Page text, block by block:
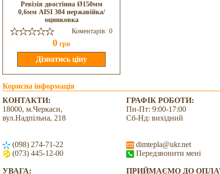
Ревізія двостінна Ø150мм
0,6мм AISI 304 нержавійка/
оцинковка
Коментарів: 0
0 грн
Корисна інформація
КОНТАКТИ:
18000, м.Черкаси,
вул.Надпільна, 218
(098) 274-71-22
(073) 445-12-00
ГРАФІК РОБОТИ:
Пн-Пт: 9:00-17:00
Сб-Нд: вихідний
dimtepla@ukr.net
Передзвонити мені
УВАГА: ПРИЙМАЄМО ДО